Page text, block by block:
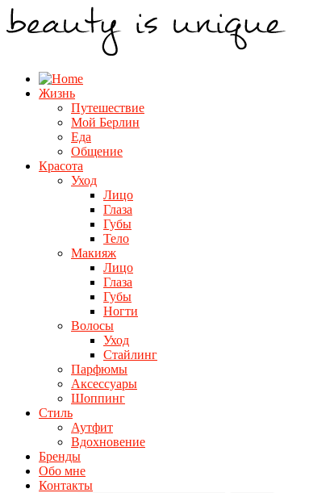
Жизнь
Путешествие
Мой Берлин
Еда
Общение
Красота
Уход
Лицо
Глаза
Губы
Тело
Макияж
Лицо
Глаза
Губы
Ногти
Волосы
Уход
Стайлинг
Парфюмы
Аксессуары
Шоппинг
Стиль
Аутфит
Вдохновение
Бренды
Обо мне
Контакты